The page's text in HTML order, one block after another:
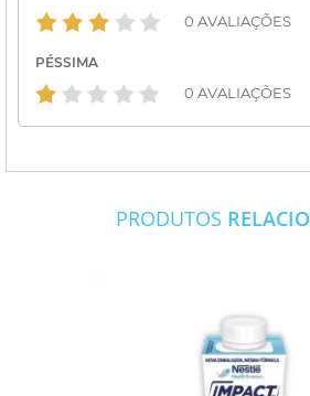
0 AVALIAÇÕES
PÉSSIMA
0 AVALIAÇÕES
PRODUTOS